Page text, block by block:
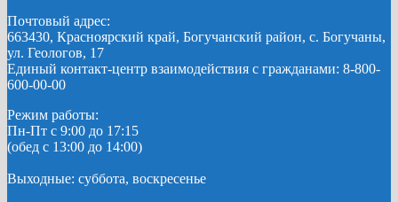
Почтовый адрес:
663430, Красноярский край, Богучанский район, с. Богучаны,
ул. Геологов, 17
Единый контакт-центр взаимодействия с гражданами: 8-800-
600-00-00
Режим работы:
Пн-Пт с 9:00 до 17:15
(обед с 13:00 до 14:00)
Выходные: суббота, воскресенье